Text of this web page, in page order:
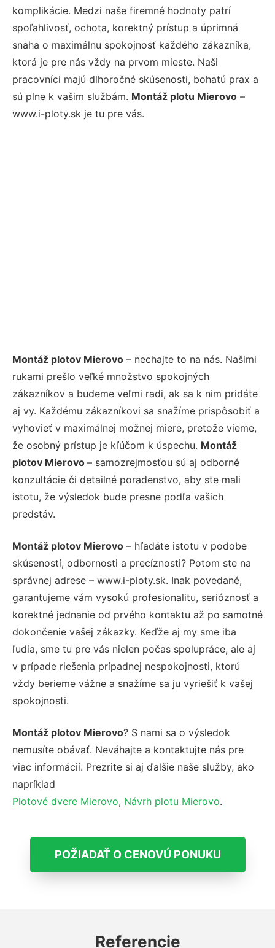
komplikácie. Medzi naše firemné hodnoty patrí
spoľahlivosť, ochota, korektný prístup a úprimná
snaha o maximálnu spokojnosť každého zákazníka,
ktorá je pre nás vždy na prvom mieste. Naši
pracovníci majú dlhoročné skúsenosti, bohatú prax a
sú plne k vašim službám. Montáž plotu Mierovo –
www.i-ploty.sk je tu pre vás.
Montáž plotov Mierovo – nechajte to na nás. Našimi
rukami prešlo veľké množstvo spokojných
zákazníkov a budeme veľmi radi, ak sa k nim pridáte
aj vy. Každému zákazníkovi sa snažíme prispôsobiť a
vyhovieť v maximálnej možnej miere, pretože vieme,
že osobný prístup je kľúčom k úspechu. Montáž
plotov Mierovo – samozrejmosťou sú aj odborné
konzultácie či detailné poradenstvo, aby ste mali
istotu, že výsledok bude presne podľa vašich
predstáv.
Montáž plotov Mierovo – hľadáte istotu v podobe
skúseností, odbornosti a precíznosti? Potom ste na
správnej adrese – www.i-ploty.sk. Inak povedané,
garantujeme vám vysokú profesionalitu, serióznosť a
korektné jednanie od prvého kontaktu až po samotné
dokončenie vašej zákazky. Keďže aj my sme iba
ľudia, sme tu pre vás nielen počas spolupráce, ale aj
v prípade riešenia prípadnej nespokojnosti, ktorú
vždy berieme vážne a snažíme sa ju vyriešiť k vašej
spokojnosti.
Montáž plotov Mierovo? S nami sa o výsledok
nemusíte obávať. Neváhajte a kontaktujte nás pre
viac informácií. Prezrite si aj ďalšie naše služby, ako
napríklad
Plotové dvere Mierovo, Návrh plotu Mierovo.
POŽIADAŤ O CENOVÚ PONUKU
Referencie